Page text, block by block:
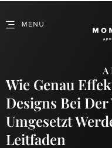
Wie Genau
Designs Bei
Umgesetzt
Leitfaden